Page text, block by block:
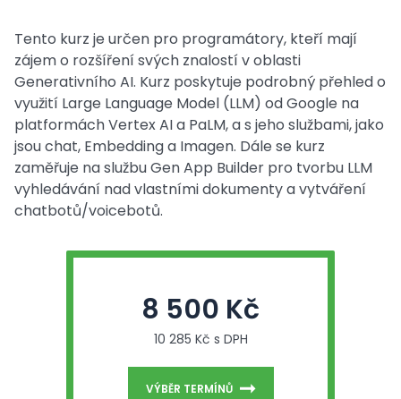
Tento kurz je určen pro programátory, kteří mají
zájem o rozšíření svých znalostí v oblasti
Generativního AI. Kurz poskytuje podrobný přehled o
využití Large Language Model (LLM) od Google na
platformách Vertex AI a PaLM, a s jeho službami, jako
jsou chat, Embedding a Imagen. Dále se kurz
zaměřuje na službu Gen App Builder pro tvorbu LLM
vyhledávání nad vlastními dokumenty a vytváření
chatbotů/voicebotů.
8 500 Kč
10 285 Kč s DPH
VÝBĚR TERMÍNŮ